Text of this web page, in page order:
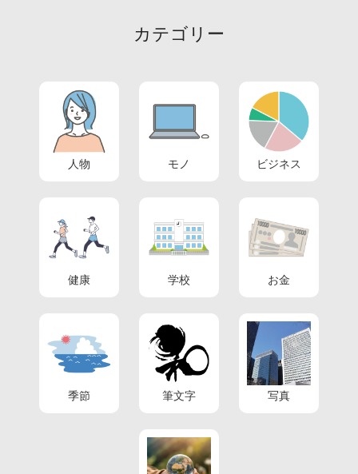
カテゴリー
人物 モノ ビジネス
健康 学校 お金
季節 筆文字 写真